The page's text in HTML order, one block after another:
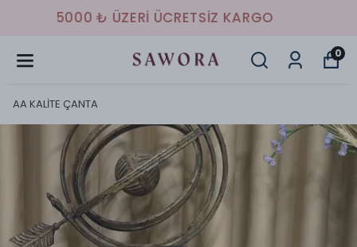
HAVALE/EFT İLE %10 İNDİRİM
0
AA KALİTE ÇANTA